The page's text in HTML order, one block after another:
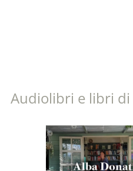
Audiolibri e libri di